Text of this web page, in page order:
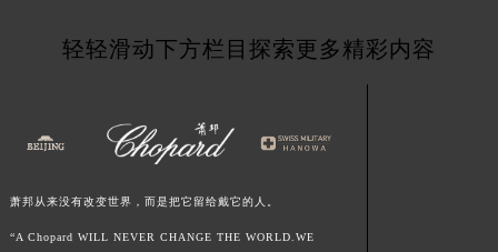
轻轻滑动下方栏目探索更多精彩内容
萧邦从来没有改变世界，而是把它留给戴它的人。
“A Chopard WILL NEVER CHANGE THE WORLD.WE